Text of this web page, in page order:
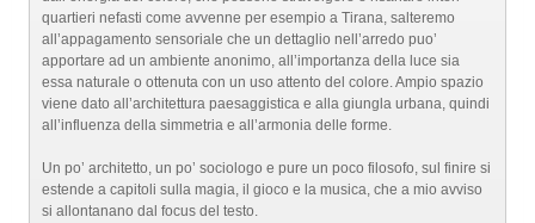
quartieri nefasti come avvenne per esempio a Tirana, salteremo
all’appagamento sensoriale che un dettaglio nell’arredo puo’
apportare ad un ambiente anonimo, all’importanza della luce sia
essa naturale o ottenuta con un uso attento del colore. Ampio spazio
viene dato all’architettura paesaggistica e alla giungla urbana, quindi
all’influenza della simmetria e all’armonia delle forme.
Un po’ architetto, un po’ sociologo e pure un poco filosofo, sul finire si
estende a capitoli sulla magia, il gioco e la musica, che a mio avviso
si allontanano dal focus del testo.